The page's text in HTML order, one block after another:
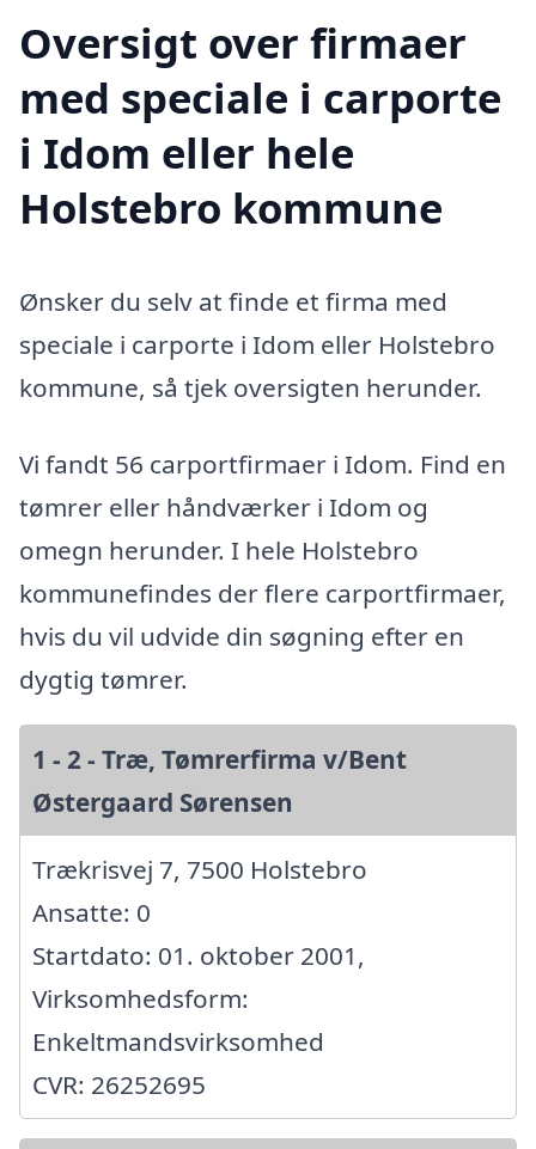
Oversigt over firmaer
med speciale i carporte
i Idom eller hele
Holstebro kommune
Ønsker du selv at finde et firma med
speciale i carporte i Idom eller Holstebro
kommune, så tjek oversigten herunder.
Vi fandt 56 carportfirmaer i Idom. Find en
tømrer eller håndværker i Idom og
omegn herunder. I hele Holstebro
kommunefindes der flere carportfirmaer,
hvis du vil udvide din søgning efter en
dygtig tømrer.
1 - 2 - Træ, Tømrerfirma v/Bent
Østergaard Sørensen
Trækrisvej 7, 7500 Holstebro
Ansatte: 0
Startdato: 01. oktober 2001,
Virksomhedsform:
Enkeltmandsvirksomhed
CVR: 26252695